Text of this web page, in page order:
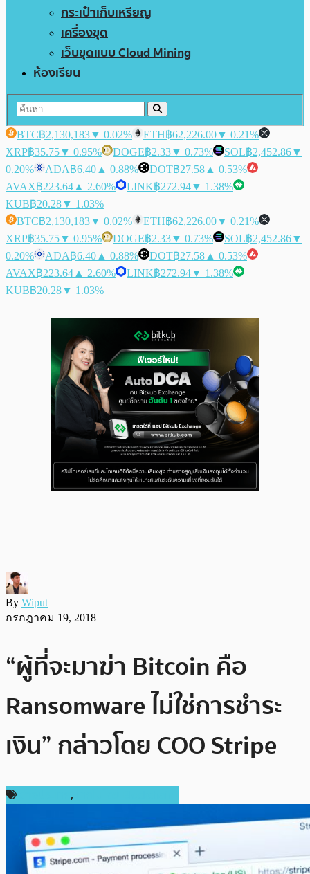
กระเป๋าเก็บเหรียญ
เครื่องขุด
เว็บขุดแบบ Cloud Mining
ห้องเรียน
BTC฿2,130,183▼ 0.02% ETH฿62,226.00▼ 0.21%
XRP฿35.75▼ 0.95% DOGE฿2.33▼ 0.73% SOL฿2,452.86▼
0.20%
ADA฿6.40 ▲ 0.88% DOT฿27.58 ▲ 0.53%
AVAX฿223.64 ▲ 2.60% LINK฿272.94▼ 1.38%
KUB฿20.28▼ 1.03%
BTC฿2,130,183▼ 0.02% ETH฿62,226.00▼ 0.21%
XRP฿35.75▼ 0.95% DOGE฿2.33▼ 0.73% SOL฿2,452.86▼
0.20%
ADA฿6.40 ▲ 0.88% DOT฿27.58 ▲ 0.53%
AVAX฿223.64 ▲ 2.60% LINK฿272.94▼ 1.38%
KUB฿20.28▼ 1.03%
By Wiput
กรกฎาคม 19, 2018
“ผู้ที่จะมาฆ่า Bitcoin คือ
Ransomware ไม่ใช่การชำระ
เงิน” กล่าวโดย COO Stripe
,